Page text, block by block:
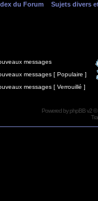
du Forum Sujets divers
messages
messages [ Populaire ]
messages [ Verrouillé ]
Powered byphpBBv2 ©